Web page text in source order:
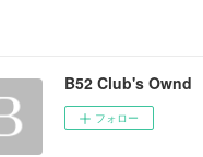
B52 Club's Ownd
フォロー